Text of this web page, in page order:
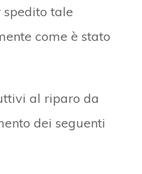
spedito tale
come è stato
al riparo da
dei seguenti